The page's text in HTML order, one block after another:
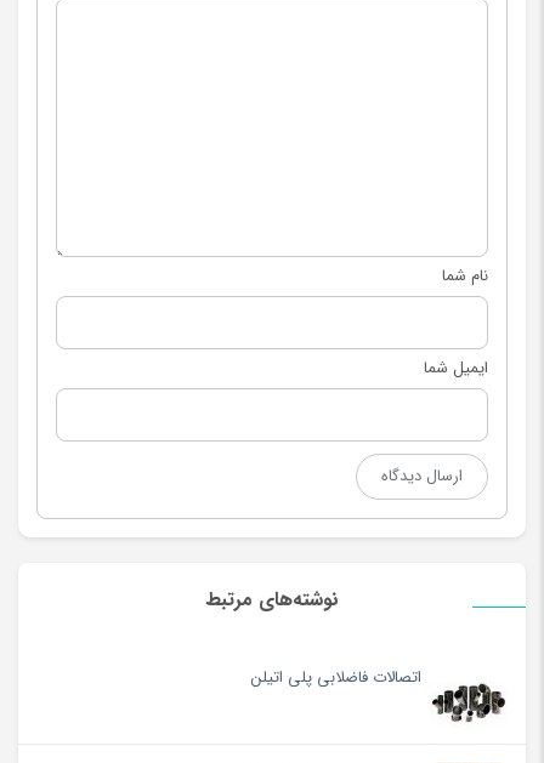
نوشته‌های مرتبط
اتصالات فاضلابی پلی اتیلن
نام شما
ایمیل شما